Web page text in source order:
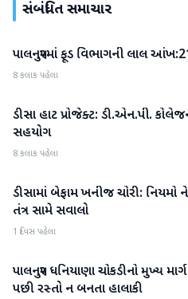
સંબંધિત સમાચાર
બનાસકાંઠા
પાલનપુરમાં ફૂડ વિભાગની લાલ
8 કલાક પહેલા
બનાસકાંઠા
ડીસા હાટ પ્રોજેક્ટ: ડી.એન.પી.
સહયોગ
8 કલાક પહેલા
બનાસકાંઠા
ડીસામાં બેફામ ખનીજ ચોરી: નિયમો
તંત્ર સામે સવાલો
1 દિવસ પહેલા
બનાસકાંઠા
પાલનપુર ધનિયાણા ચોકડીનો મુખ્ય
પછી રસ્તો ન બનતા હાલાકી